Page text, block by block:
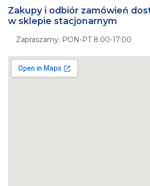
Zakupy i odbiór zamówień
w sklepie stacjonarnym
Zapraszamy: PON-PT 8:00-17:00